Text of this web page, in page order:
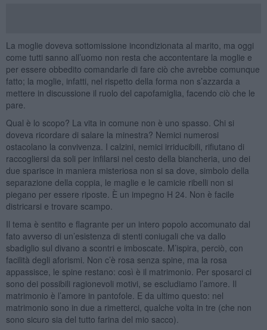
La moglie doveva sottomissione incondizionata al marito, ma oggi
come tutti sanno all’uomo non resta che accontentare la moglie e
per essere obbedito comandarle di fare ciò che avrebbe comunque
fatto; la moglie, infatti, nel rispetto della forma non s’azzarda a
mettere in discussione il ruolo del capofamiglia, facendo ciò che le
pare.
Qual è lo scopo? La vita in comune non è uno spasso. Chi si
doveva ricordare di salare la minestra? Nemici numerosi
ostacolano la convivenza. I calzini, nemici irriducibili, rifiutano di
raccogliersi da soli per infilarsi nel cesto della biancheria, uno dei
due sparisce in maniera misteriosa non si sa dove, simbolo della
separazione della coppia, le maglie e le camicie ribelli non si
piegano per essere riposte. È un impegno H 24. Non è facile
districarsi e trovare scampo.
Il tema è sentito e flagrante per un intero popolo accomunato dal
fato avverso di un’esistenza di stenti coniugali che va dallo
sbadiglio sul divano a scontri e imboscate. M’ispira, perciò, con
facilità degli aforismi. Non c’è rosa senza spine, ma la rosa
appassisce, le spine restano: così è il matrimonio. Per sposarci ci
sono dei possibili ragionevoli motivi, se escludiamo l’amore. Il
matrimonio è l’amore in pantofole. E da ultimo questo: nel
matrimonio sono in due a rimetterci, qualche volta in tre (che non
sono sicuro sia del tutto farina del mio sacco).